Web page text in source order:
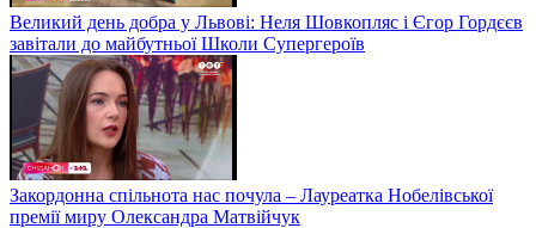
Великий день добра у Львові: Неля Шовкопляс і Єгор Гордєєв
завітали до майбутньої Школи Супергероїв
Закордонна спільнота нас почула – Лауреатка Нобелівської
премії миру Олександра Матвійчук